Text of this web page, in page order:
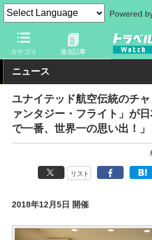
Powered
カテゴリ 過去記事
トラベル Watch 企業・政府・官庁
ニュース
ユナイテッド航空伝統のチ
ァンタジー・フライト」が
で一番、世界一の思い出！
リスト
2018年12月5日 開催